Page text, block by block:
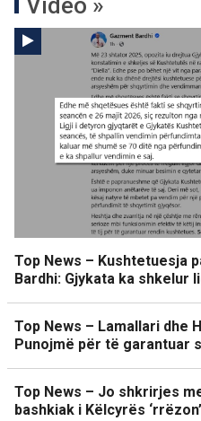
Video »
Top News – Kushtetuesja
Bardhi: Gjykata ka shkelur
Top News – Lamallari dhe
Punojmë për të garantuar
Top News – Jo shkrirjes
bashkiak i Këlcyrës